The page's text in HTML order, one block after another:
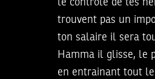
le controle de tes
trouvent pas un
ton salaire il sera
Hamma il glisse, le
en entrainant tout